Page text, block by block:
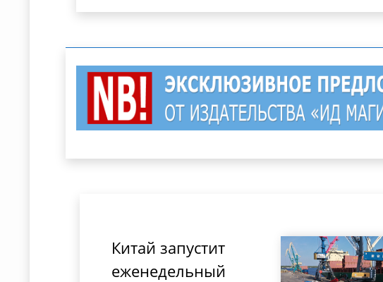
Китай запустит
еженедельный